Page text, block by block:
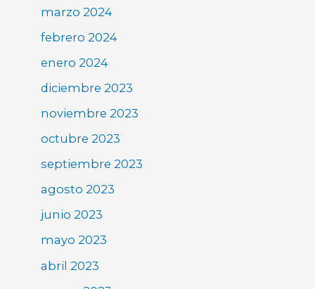
marzo 2024
febrero 2024
enero 2024
diciembre 2023
noviembre 2023
octubre 2023
septiembre 2023
agosto 2023
junio 2023
mayo 2023
abril 2023